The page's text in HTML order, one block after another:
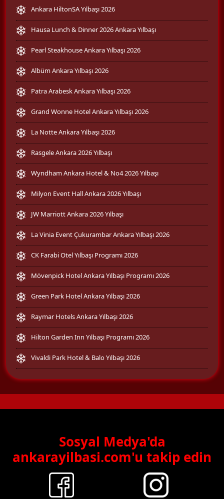
Ankara HiltonSA Yılbaşı 2026
Hausa Lunch & Dinner 2026 Ankara Yılbaşı
Pearl Steakhouse Ankara Yılbaşı 2026
Albüm Ankara Yılbaşı 2026
Patra Arabesk Ankara Yılbaşı 2026
Grand Wonne Hotel Ankara Yılbaşı 2026
La Notte Ankara Yılbaşı 2026
Rasgele Ankara 2026 Yılbaşı
Wyndham Ankara Hotel & No4 2026 Yılbaşı
Milyon Event Hall Ankara 2026 Yılbaşı
JW Marriott Ankara 2026 Yılbaşı
La Vinia Event Çukurambar Ankara Yılbaşı 2026
CK Farabi Otel Yılbaşı Programı 2026
Mövenpick Hotel Ankara Yılbaşı Programı 2026
Green Park Hotel Ankara Yılbaşı 2026
Raymar Hotels Ankara Yılbaşı 2026
Hilton Garden Inn Yılbaşı Programı 2026
Vivaldi Park Hotel & Balo Yılbaşı 2026
Sosyal Medya'da
ankarayilbasi.com'u takip edin